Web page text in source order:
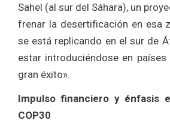
Sahel (al sur del Sáhara), un
frenar la desertificación en esa
se está replicando en el sur de
estar introduciéndose en países
gran éxito».
Impulso financiero y énfasis
COP30